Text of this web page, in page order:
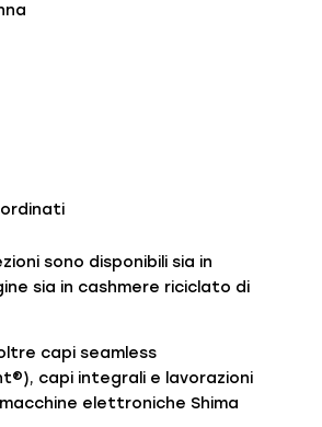
sono disponibili sia in
sia in cashmere riciclato di
capi seamless
capi integrali e lavorazioni
elettroniche Shima